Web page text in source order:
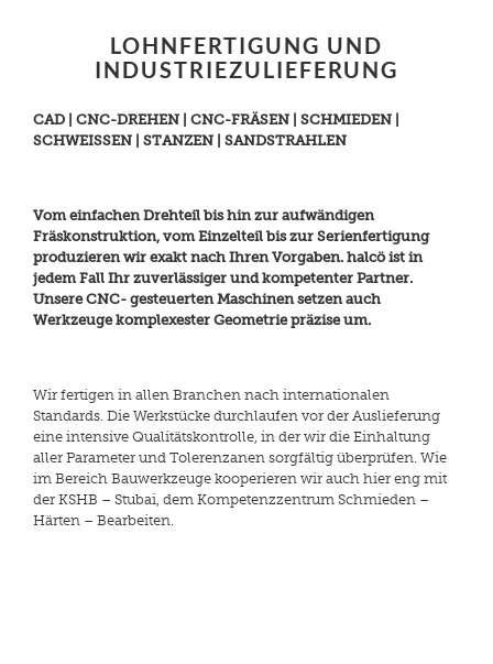
LOHNFERTIGUNG UND
INDUSTRIEZULIEFERUNG
CAD | CNC-DREHEN | CNC-FRÄSEN | SCHMIEDEN |
SCHWEISSEN | STANZEN | SANDSTRAHLEN
Vom einfachen Drehteil bis hin zur aufwändigen
Fräskonstruktion, vom Einzelteil bis zur Serienfertigung
produzieren wir exakt nach Ihren Vorgaben. halcö ist in
jedem Fall Ihr zuverlässiger und kompetenter Partner.
Unsere CNC- gesteuerten Maschinen setzen auch
Werkzeuge komplexester Geometrie präzise um.
Wir fertigen in allen Branchen nach internationalen
Standards. Die Werkstücke durchlaufen vor der Auslieferung
eine intensive Qualitätskontrolle, in der wir die Einhaltung
aller Parameter und Tolerenzanen sorgfältig überprüfen. Wie
im Bereich Bauwerkzeuge kooperieren wir auch hier eng mit
der KSHB – Stubai, dem Kompetenzzentrum Schmieden –
Härten – Bearbeiten.